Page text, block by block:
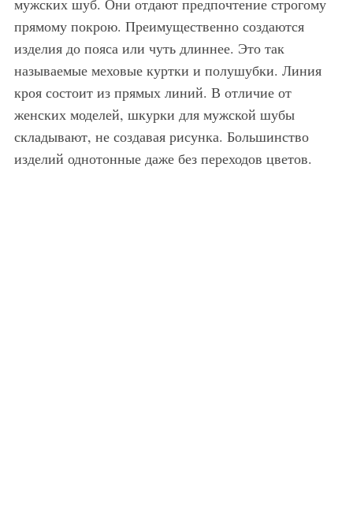
мужских шуб. Они отдают предпочтение строгому
прямому покрою. Преимущественно создаются
изделия до пояса или чуть длиннее. Это так
называемые меховые куртки и полушубки. Линия
кроя состоит из прямых линий. В отличие от
женских моделей, шкурки для мужской шубы
складывают, не создавая рисунка. Большинство
изделий однотонные даже без переходов цветов.